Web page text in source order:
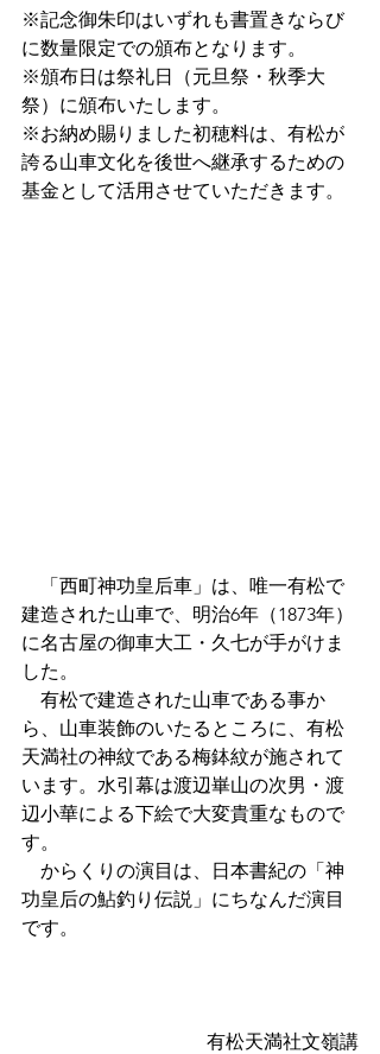
※記念御朱印はいずれも書置きならび
に数量限定での頒布となります。
※頒布日は祭礼日（元旦祭・秋季大
祭）に頒布いたします。
※お納め賜りました初穂料は、有松が
誇る山車文化を後世へ継承するための
基金として活用させていただきます。
「西町神功皇后車」は、唯一有松で
建造された山車で、明治6年（1873年）
に名古屋の御車大工・久七が手がけま
した。
有松で建造された山車である事か
ら、山車装飾のいたるところに、有松
天満社の神紋である梅鉢紋が施されて
います。水引幕は渡辺崋山の次男・渡
辺小華による下絵で大変貴重なもので
す。
からくりの演目は、日本書紀の「神
功皇后の鮎釣り伝説」にちなんだ演目
です。
有松天満社文嶺講